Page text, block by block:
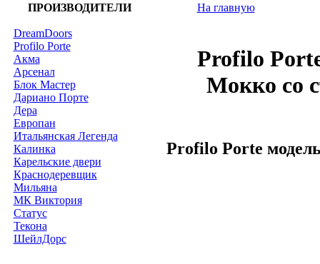
ПРОИЗВОДИТЕЛИ
DreamDoors
Profilo Porte
Акма
Арсенал
Блок Мастер
Дариано Порте
Дера
Европан
Итальянская Легенда
Калинка
Карельские двери
Краснодеревщик
Мильяна
МК Виктория
Статус
Текона
ШейлДорс
На главную
Profilo
Мокко со
Profilo Porte